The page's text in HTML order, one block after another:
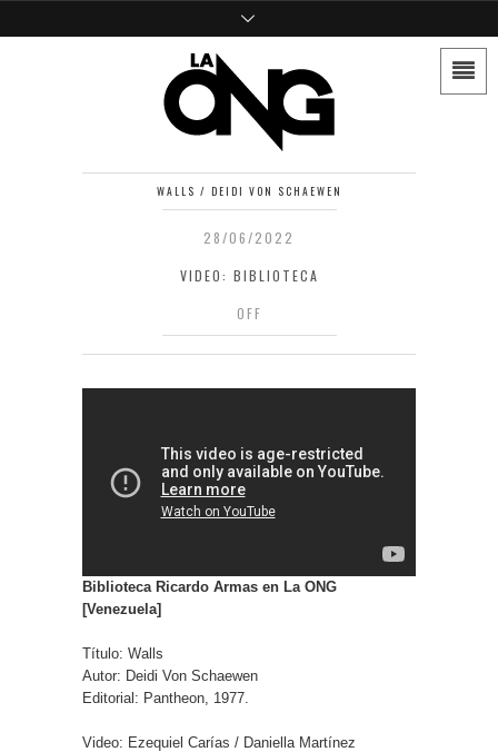
WALLS / DEIDI VON SCHAEWEN
28/06/2022
VIDEO: BIBLIOTECA
OFF
Biblioteca Ricardo Armas en La ONG
[Venezuela]
Título: Walls
Autor: Deidi Von Schaewen
Editorial: Pantheon, 1977.
Video: Ezequiel Carías / Daniella Martínez